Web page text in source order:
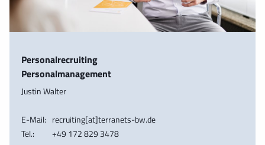
Personalrecruiting
Personalmanagement
Justin Walter
E-Mail: recruiting[at]terranets-bw.de
Tel.:
+49 172 829 3478